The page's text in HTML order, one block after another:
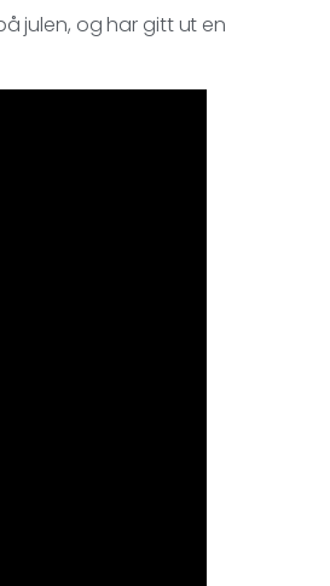
julen, og har gitt ut en